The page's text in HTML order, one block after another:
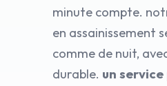
minute compte.
en assainissement
comme de nuit,
durable. un